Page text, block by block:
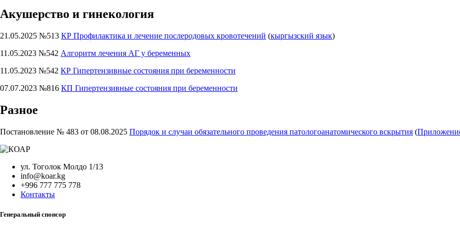
Акушерство и гинекология
21.05.2025 №513 КР Профилактика и лечение послеродовых кровотечений (кыргызский язык)
11.05.2023 №542 Алгоритм лечения АГ у беременных
11.05.2023 №542 КР Гипертензивные состояния при беременности
07.07.2023 №816 КП Гипертензивные состояния при беременности
Разное
Постановление № 483 от 08.08.2025 Порядок и случаи обязательного проведения патологоанатомического вскрытия (
ул. Тоголок Молдо 1/13
info@koar.kg
+996 777 775 778
Контакты
Генеральный спонсор